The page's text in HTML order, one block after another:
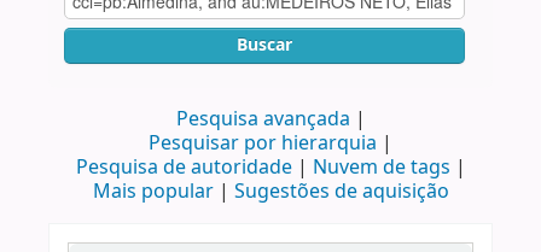
Buscar
Pesquisa avançada
Pesquisar por hierarquia
Pesquisa de autoridade
Nuvem de tags
Mais popular
Sugestões de aquisição